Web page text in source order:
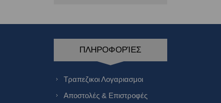
ΠΛΗΡΟΦΟΡΊΕΣ
Τραπεζικοι Λογαριασμοι
Αποστολές & Επιστροφές